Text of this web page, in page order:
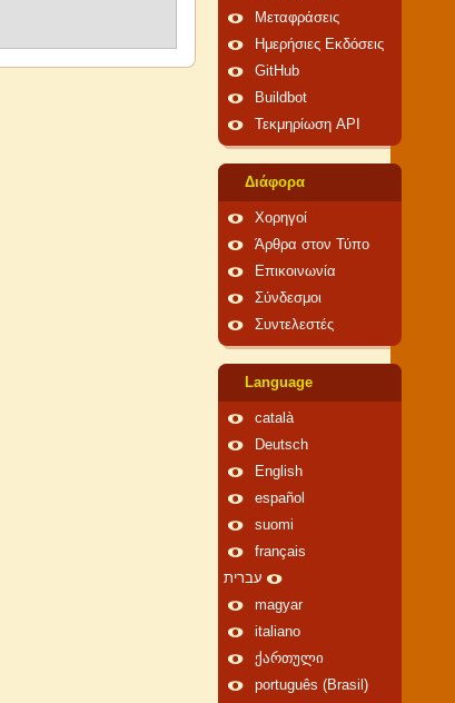
Μεταφράσεις
Ημερήσιες Εκδόσεις
GitHub
Buildbot
Τεκμηρίωση API
Διάφορα
Χορηγοί
Άρθρα στον Τύπο
Επικοινωνία
Σύνδεσμοι
Συντελεστές
Language
català
Deutsch
English
español
suomi
français
עברית
magyar
italiano
ქართული
português (Brasil)